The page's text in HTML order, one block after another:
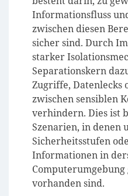
Informationsfluss
zwischen diesen
sicher sind. Durch
starker
Separationskern
Zugriffe,
zwischen sensiblen
verhindern. Dies ist
Szenarien, in denen
Sicherheitsstufen
Informationen in
vorhanden sind.